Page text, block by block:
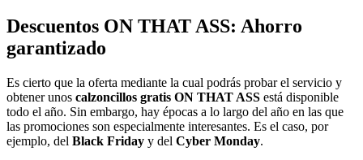
Descuentos ON THAT ASS: Ahorro
garantizado
Es cierto que la oferta mediante la cual podrás probar el servicio y
obtener unos calzoncillos gratis ON THAT ASS está disponible
todo el año. Sin embargo, hay épocas a lo largo del año en las que
las promociones son especialmente interesantes. Es el caso, por
ejemplo, del Black Friday y del Cyber Monday.